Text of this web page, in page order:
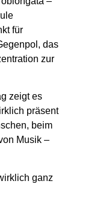
für
das
zur
zeigt es
präsent
beim
Musik –
ganz